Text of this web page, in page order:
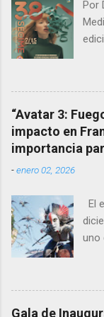
que
un
Por
“Avatar 3:
impacto en
importancia
-enero 02, 2026
El
uno
Gala de